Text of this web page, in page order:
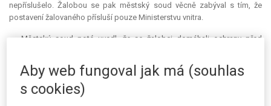
nepříslušelo. Žalobou se pak městský soud věcně zabýval s tím, že
postavení žalovaného přísluší pouze Ministerstvu vnitra.
Městský soud poté uvedl, že se žalobci domáhali ochrany před
a jednak následně vždy zdůraznili další konkrétní důvody ve vztahu ke
svým osobám. Předně žalobci společně namítli, že právní předpisy
obsahující definici toho, co se rozumí pyrotechnickými předměty, byly v
rozhodné době neaplikovatelné, a proto nebylo možné považovat zákaz
Aby web fungoval jak má (souhlas
s cookies)